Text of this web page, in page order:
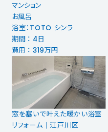
マンション
お風呂
浴室：TOTO シンラ
期間 ： 4日
費用 ： 319万円
窓を塞いで叶えた暖かい浴室
リフォーム｜江戸川区